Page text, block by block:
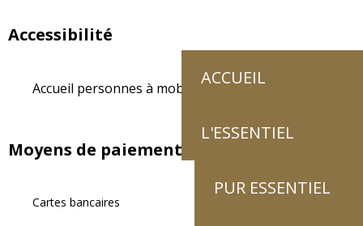
ACCUEIL
L'ESSENTIEL
PUR ESSENTIEL
Accessibilité
Accueil personnes à mobilité réduite
Moyens de paiement
Cartes bancaires